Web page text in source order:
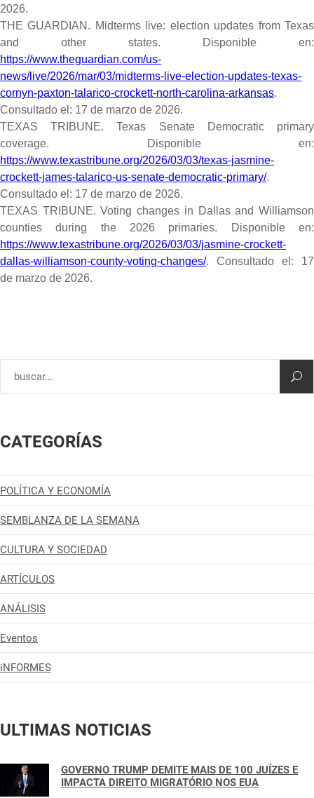
2026.
THE GUARDIAN. Midterms live: election updates from Texas
and other states.
Disponible en:
https://www.theguardian.com/us-
news/live/2026/mar/03/midterms-live-election-updates-texas-
cornyn-paxton-talarico-crockett-north-carolina-arkansas.
Consultado el: 17 de marzo de 2026.
TEXAS TRIBUNE. Texas Senate Democratic primary
coverage.
Disponible en:
https://www.texastribune.org/2026/03/03/texas-jasmine-
crockett-james-talarico-us-senate-democratic-primary/.
Consultado el: 17 de marzo de 2026.
TEXAS TRIBUNE. Voting changes in Dallas and Williamson
counties during the 2026 primaries.
Disponible en:
https://www.texastribune.org/2026/03/03/jasmine-crockett-
dallas-williamson-county-voting-changes/. Consultado el: 17
de marzo de 2026.
CATEGORÍAS
POLÍTICA Y ECONOMÍA
SEMBLANZA DE LA SEMANA
CULTURA Y SOCIEDAD
ARTÍCULOS
ANÁLISIS
Eventos
iNFORMES
ULTIMAS NOTICIAS
GOVERNO TRUMP DEMITE MAIS DE 100 JUÍZES E
IMPACTA DIREITO MIGRATÓRIO NOS EUA